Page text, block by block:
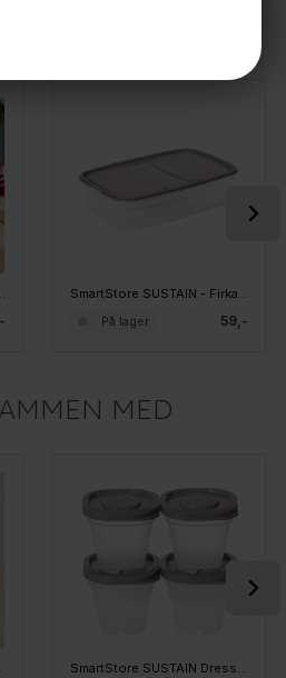
- Earl Grey, 1 L SmartStore SUSTAIN - Firkantet madboks - Earl Grey, 1,6 L
59,-
På lager
MED
liter SmartStore SUSTAIN Dressingbæger - Earl Grey, 4 stk.